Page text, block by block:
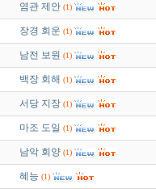
염관 제안 (1)
장경 회운 (1)
남전 보원 (1)
백장 회해 (1)
서당 지장 (1)
마조 도일 (1)
남악 회양 (1)
혜능 (1)